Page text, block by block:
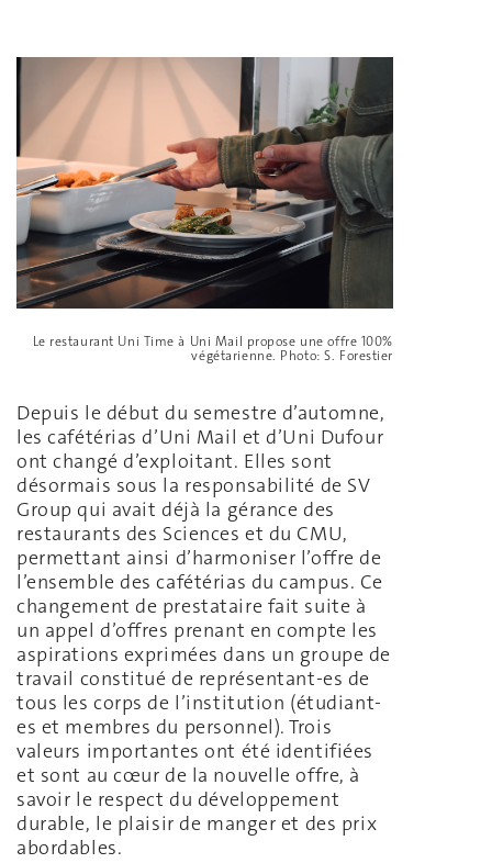
Le restaurant Uni Time à Uni Mail propose une offre 100%
végétarienne. Photo: S. Forestier
Depuis le début du semestre d’automne,
les cafétérias d’Uni Mail et d’Uni Dufour
ont changé d’exploitant. Elles sont
désormais sous la responsabilité de SV
Group qui avait déjà la gérance des
restaurants des Sciences et du CMU,
permettant ainsi d’harmoniser l’offre de
l’ensemble des cafétérias du campus. Ce
changement de prestataire fait suite à
un appel d’offres prenant en compte les
aspirations exprimées dans un groupe de
travail constitué de représentant-es de
tous les corps de l’institution (étudiant-
es et membres du personnel). Trois
valeurs importantes ont été identifiées
et sont au cœur de la nouvelle offre, à
savoir le respect du développement
durable, le plaisir de manger et des prix
abordables.